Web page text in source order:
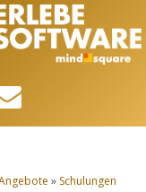
» Schulungen